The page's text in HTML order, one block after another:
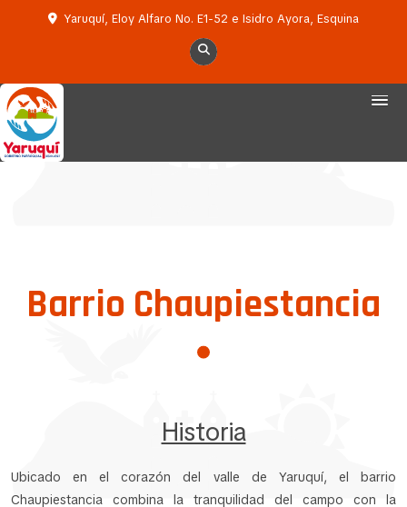
Yaruquí, Eloy Alfaro No. E1-52 e Isidro Ayora, Esquina
Barrio Chaupiestancia
Historia
Ubicado en el corazón del valle de Yaruquí, el barrio
Chaupiestancia combina la tranquilidad del campo con la